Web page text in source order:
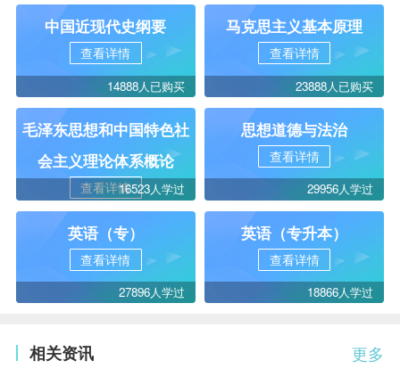
中国近现代史纲要
查看详情
14888人已购买
马克思主义基本原理
查看详情
23888人已购买
毛泽东思想和中国特色社
会主义理论体系概论
查看详情16523人学过
思想道德与法治
查看详情
29956人学过
英语（专）
查看详情
27896人学过
英语（专升本）
查看详情
18866人学过
更多
相关资讯